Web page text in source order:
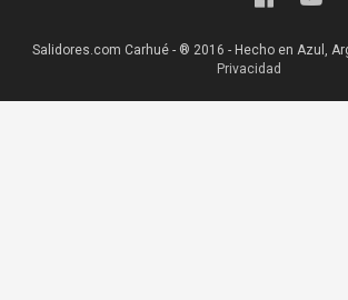
Salidores.com Carhué - ® 2016 - Hecho en Azul,
Privacidad